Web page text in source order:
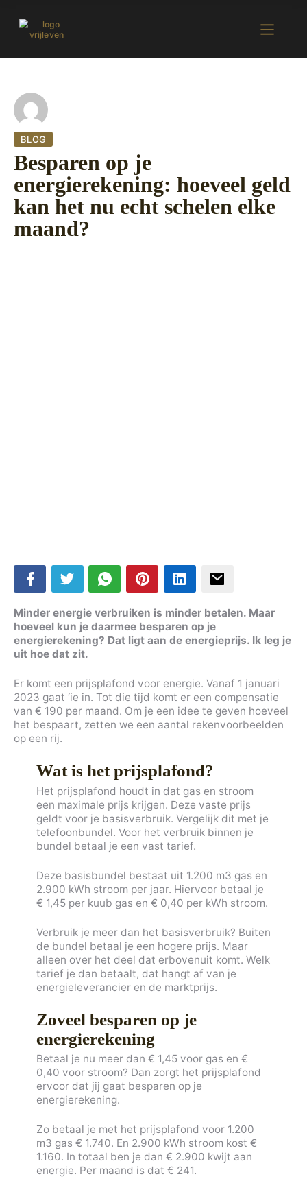
BLOG
Besparen op je
energierekening: hoeveel geld
kan het nu echt schelen elke
maand?
Minder energie verbruiken is minder betalen. Maar
hoeveel kun je daarmee besparen op je
energierekening? Dat ligt aan de energieprijs. Ik leg je
uit hoe dat zit.
Er komt een prijsplafond voor energie. Vanaf 1 januari
2023 gaat ‘ie in. Tot die tijd komt er een compensatie
van € 190 per maand. Om je een idee te geven hoeveel
het bespaart, zetten we een aantal rekenvoorbeelden
op een rij.
Wat is het prijsplafond?
Het prijsplafond houdt in dat gas en stroom
een maximale prijs krijgen. Deze vaste prijs
geldt voor je basisverbruik. Vergelijk dit met je
telefoonbundel. Voor het verbruik binnen je
bundel betaal je een vast tarief.
Deze basisbundel bestaat uit 1.200 m3 gas en
2.900 kWh stroom per jaar. Hiervoor betaal je
€ 1,45 per kuub gas en € 0,40 per kWh stroom.
Verbruik je meer dan het basisverbruik? Buiten
de bundel betaal je een hogere prijs. Maar
alleen over het deel dat erbovenuit komt. Welk
tarief je dan betaalt, dat hangt af van je
energieleverancier en de marktprijs.
Zoveel besparen op je
energierekening
Betaal je nu meer dan € 1,45 voor gas en €
0,40 voor stroom? Dan zorgt het prijsplafond
ervoor dat jij gaat besparen op je
energierekening.
Zo betaal je met het prijsplafond voor 1.200
m3 gas € 1.740. En 2.900 kWh stroom kost €
1.160. In totaal ben je dan € 2.900 kwijt aan
energie. Per maand is dat € 241.